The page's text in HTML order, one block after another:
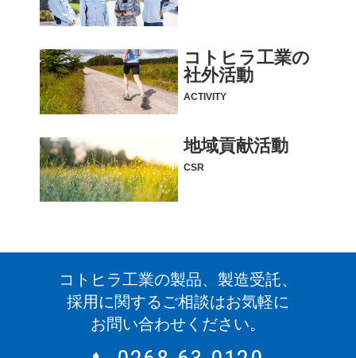
コトヒラ工業の
社外活動
ACTIVITY
地域貢献活動
CSR
コトヒラ工業の製品、製造受託、
採用に関するご相談はお気軽に
お問い合わせください。